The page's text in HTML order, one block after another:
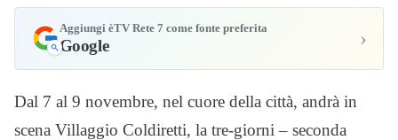
Aggiungi èTV Rete 7 come fonte preferita
Google ›
Dal 7 al 9 novembre, nel cuore della città, andrà in
scena Villaggio Coldiretti, la tre-giorni – seconda